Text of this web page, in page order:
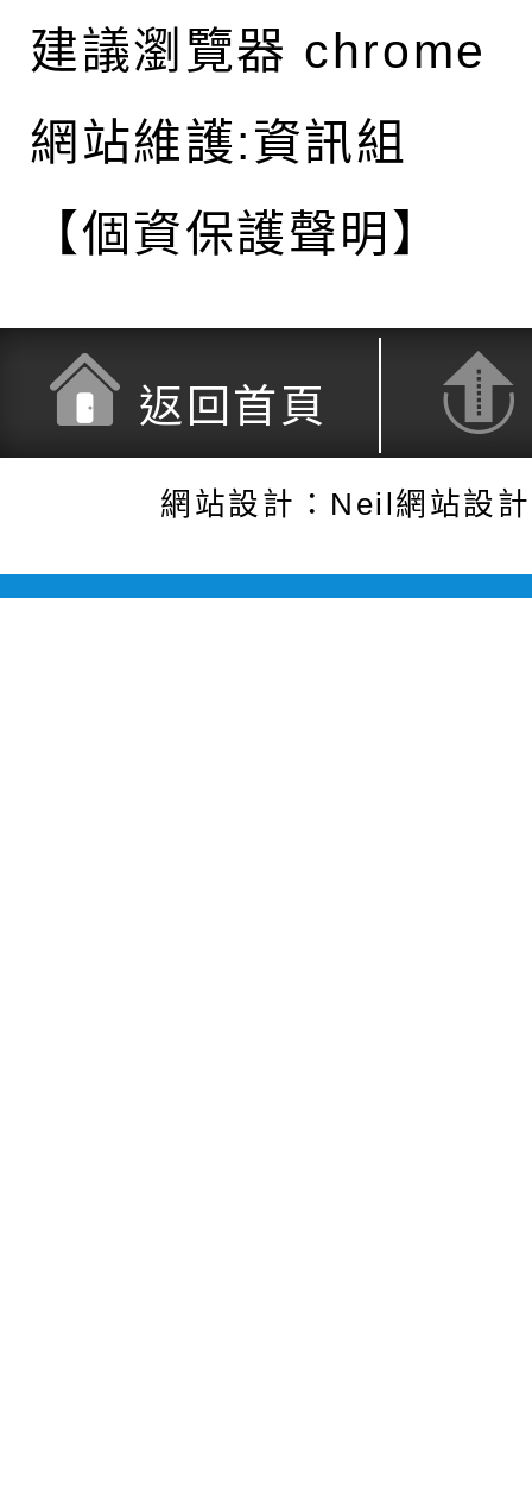
建議瀏覽器 chrome
網站維護:資訊組
【個資保護聲明】
返回首頁
網站設計：Neil網站設